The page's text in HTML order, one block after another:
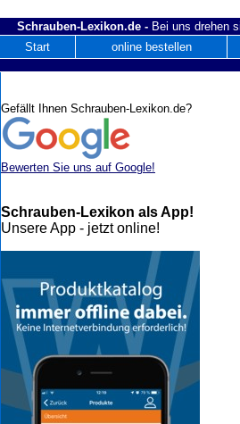
Schrauben-Lexikon.de - Bei uns drehen
Start
online bestellen
Gefällt Ihnen Schrauben-Lexikon.de?
Bewerten Sie uns auf Google!
Schrauben-Lexikon als App!
Unsere App - jetzt online!